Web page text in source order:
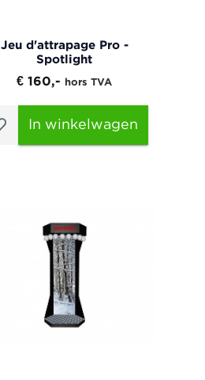
Jeu d'attrapage Pro -
Spotlight
€ 160,- hors TVA
In winkelwagen